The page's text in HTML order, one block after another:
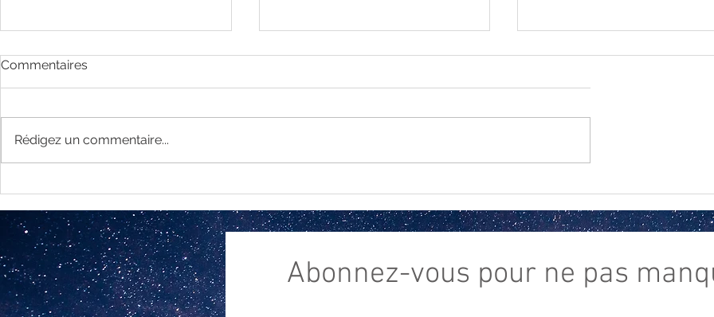
Rituel de la lune bleue
Commentaires
Rédigez un commentaire...
Abonnez-vous pour ne pas